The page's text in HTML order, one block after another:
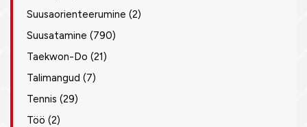
Suusaorienteerumine (2)
Suusatamine (790)
Taekwon-Do (21)
Talimangud (7)
Tennis (29)
Töö (2)